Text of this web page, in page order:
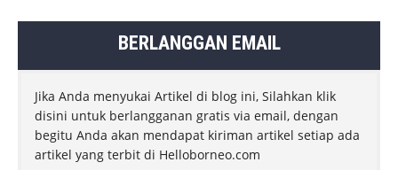
BERLANGGAN EMAIL
Jika Anda menyukai Artikel di blog ini, Silahkan klik
disini untuk berlangganan gratis via email, dengan
begitu Anda akan mendapat kiriman artikel setiap ada
artikel yang terbit di Helloborneo.com